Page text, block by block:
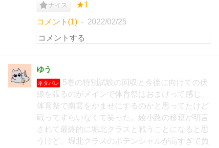
ナイス ★1
コメント(1) 2022/02/25
ゆう
ネタバレ
5巻の特別試験の回収と今後に向けての伏
線を張るのがメインで体育祭はおまけって感じ。
体育祭で南雲をかませにするのかと思ってたけど
戦ってすらいなくて笑った。綾小路の移籍が明言
されて最終的に堀北クラスと戦うことになると思
うけど、堀北クラスのポテンシャルが高すぎて負